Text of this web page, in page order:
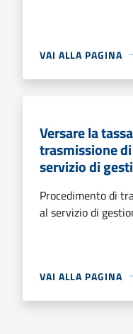
VAI ALLA PAGINA
Versare la
trasmissione
servizio di
Procedimento di
al servizio di
VAI ALLA PAGINA